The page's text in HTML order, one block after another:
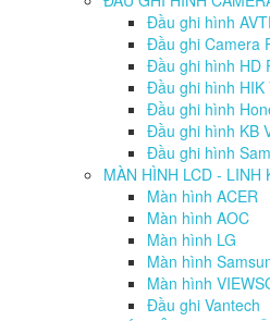
Đầu ghi hình
Đầu ghi Camera
Đầu ghi hình HD
Đầu ghi hình HIK
Đầu ghi hình
Đầu ghi hình KB
Đầu ghi hình
MÀN HÌNH LCD - LINH
Màn hình ACER
Màn hình AOC
Màn hình LG
Màn hình
Màn hình
Đầu ghi Vantech